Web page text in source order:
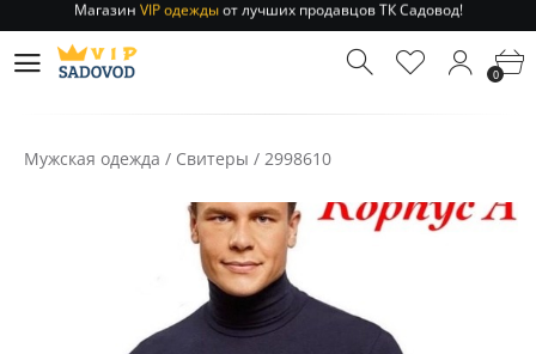
Отправление заказа 1-3 дня по РФ и МСК!
Магазин
от лучших продавцов ТК Садовод!
0
Мужская одежда / Свитеры / 2998610